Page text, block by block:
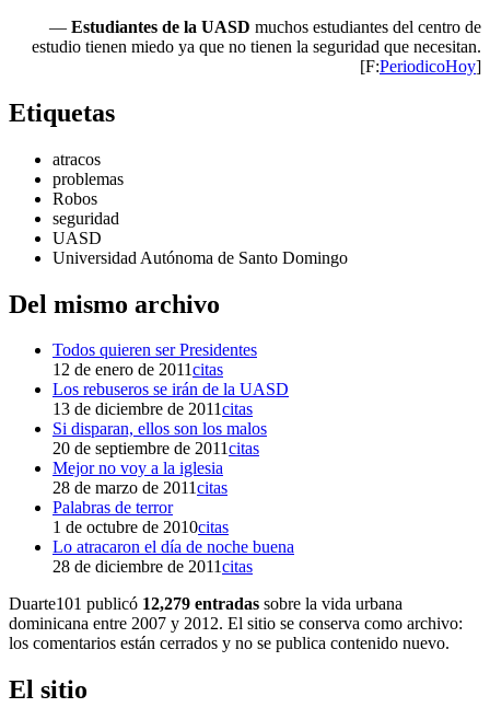
— Estudiantes de la UASD muchos estudiantes del centro de
estudio tienen miedo ya que no tienen la seguridad que necesitan.
[F:PeriodicoHoy]
Etiquetas
atracos
problemas
Robos
seguridad
UASD
Universidad Autónoma de Santo Domingo
Del mismo archivo
Todos quieren ser Presidentes
12 de enero de 2011citas
Los rebuseros se irán de la UASD
13 de diciembre de 2011citas
Si disparan, ellos son los malos
20 de septiembre de 2011citas
Mejor no voy a la iglesia
28 de marzo de 2011citas
Palabras de terror
1 de octubre de 2010citas
Lo atracaron el día de noche buena
28 de diciembre de 2011citas
Duarte101 publicó 12,279 entradas sobre la vida urbana
dominicana entre 2007 y 2012. El sitio se conserva como archivo:
los comentarios están cerrados y no se publica contenido nuevo.
El sitio